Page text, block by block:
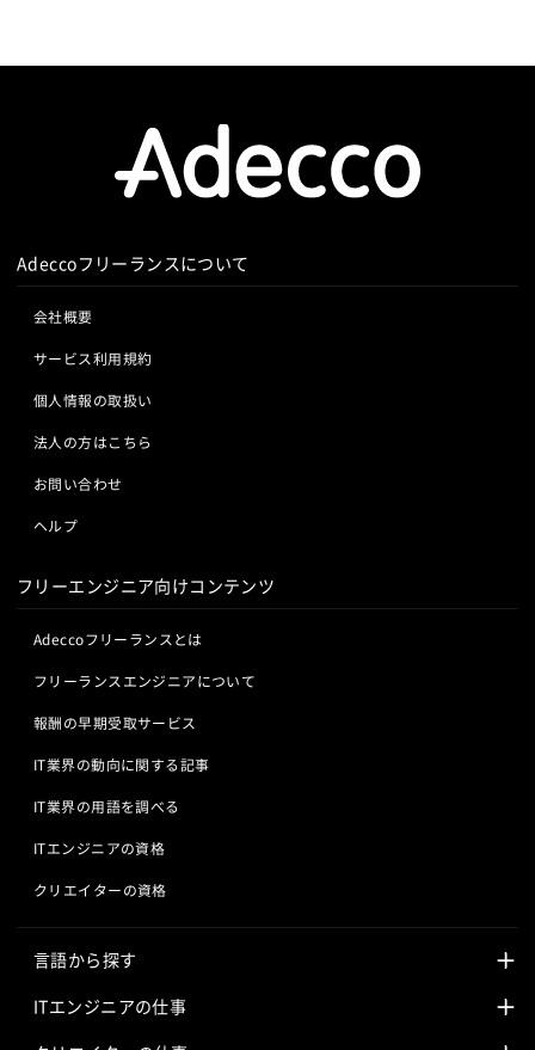
Adeccoフリーランスについて
会社概要
サービス利用規約
個人情報の取扱い
法人の方はこちら
お問い合わせ
ヘルプ
フリーエンジニア向けコンテンツ
Adeccoフリーランスとは
フリーランスエンジニアについて
報酬の早期受取サービス
IT業界の動向に関する記事
IT業界の用語を調べる
ITエンジニアの資格
クリエイターの資格
言語から探す
Javaの求人
PHPの求人
ITエンジニアの仕事
LAMPエンジニア